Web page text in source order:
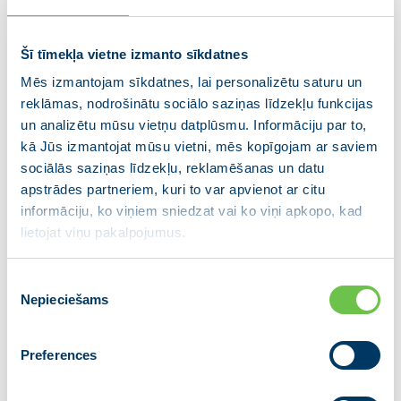
Šī tīmekļa vietne izmanto sīkdatnes
Mēs izmantojam sīkdatnes, lai personalizētu saturu un
reklāmas, nodrošinātu sociālo saziņas līdzekļu funkcijas
un analizētu mūsu vietņu datplūsmu. Informāciju par to,
kā Jūs izmantojat mūsu vietni, mēs kopīgojam ar saviem
sociālās saziņas līdzekļu, reklamēšanas un datu
apstrādes partneriem, kuri to var apvienot ar citu
informāciju, ko viņiem sniedzat vai ko viņi apkopo, kad
lietojat viņu pakalpojumus.
izvēle
Nepieciešams
Preferences
pasūtītāju cieši saistīti partneri.
Solījumi pašvaldībai un valsts īpašuma izmantošana
– vai īpaša labvēlība privāta projekta virzībai?
Publiski izskanējušie solījumi par ikgadējām
iemaksām pašvaldības budžetā 750 000–800 000
eiro apmērā ir jāvērtē kritiski. Līdz šim nav publiski
pieejamu aprēķinu, kas skaidri parādītu, uz kāda
finanšu modeļa šādi maksājumi balstās, kā tiktu
nodrošinātu šobrīd vēl nepelnošs, pāris gadu vecs
uzņēmums ar 2800 eiro pamatkapitālu. Ja šādi
juridiski saistošos mehānismos, tie rada pamatotas